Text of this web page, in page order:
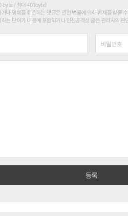
byte / 최대 400byte)
나 명예를 훼손하는 댓글은 관련 법률에 의해 제재를 받을
는 단어가 내용에 포함되거나 인신공격성 글은 관리자의 판